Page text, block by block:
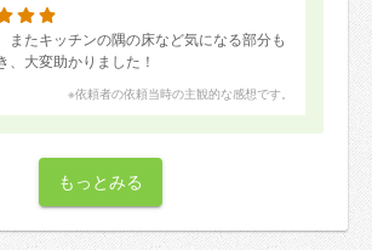
またキッチンの隅の床など気になる部分も
、大変助かりました！
※依頼者の依頼当時の主観的な感想です。
もっとみる